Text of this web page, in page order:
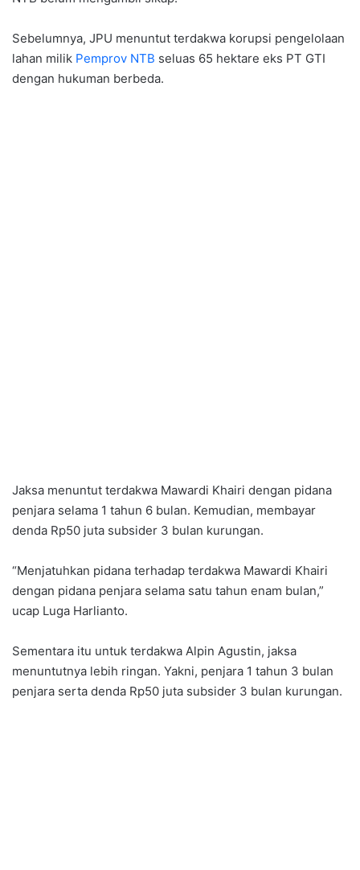
Sebelumnya, JPU menuntut terdakwa korupsi pengelolaan
lahan milik Pemprov NTB seluas 65 hektare eks PT GTI
dengan hukuman berbeda.
Jaksa menuntut terdakwa Mawardi Khairi dengan pidana
penjara selama 1 tahun 6 bulan. Kemudian, membayar
denda Rp50 juta subsider 3 bulan kurungan.
“Menjatuhkan pidana terhadap terdakwa Mawardi Khairi
dengan pidana penjara selama satu tahun enam bulan,”
ucap Luga Harlianto.
Sementara itu untuk terdakwa Alpin Agustin, jaksa
menuntutnya lebih ringan. Yakni, penjara 1 tahun 3 bulan
penjara serta denda Rp50 juta subsider 3 bulan kurungan.